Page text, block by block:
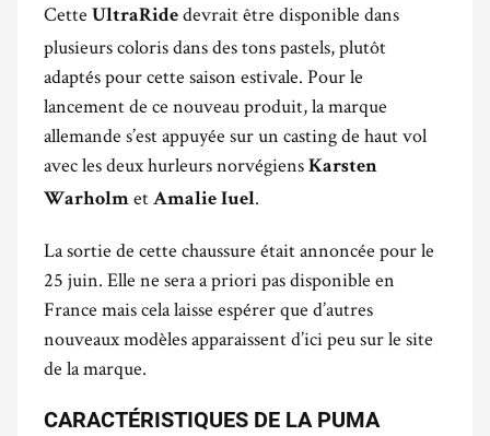
Cette UltraRide devrait être disponible dans
plusieurs coloris dans des tons pastels, plutôt
adaptés pour cette saison estivale. Pour le
lancement de ce nouveau produit, la marque
allemande s’est appuyée sur un casting de haut vol
avec les deux hurleurs norvégiens Karsten
Warholm et Amalie Iuel.
La sortie de cette chaussure était annoncée pour le
25 juin. Elle ne sera a priori pas disponible en
France mais cela laisse espérer que d’autres
nouveaux modèles apparaissent d’ici peu sur le site
de la marque.
CARACTÉRISTIQUES DE LA PUMA